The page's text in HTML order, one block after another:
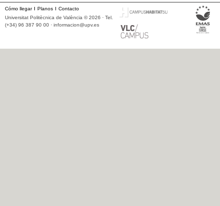
Cómo llegar Planos
Contacto
Universitat Politècnica de València © 2026 · Tel.
(+34) 96 387 90 00 · informacion@upv.es